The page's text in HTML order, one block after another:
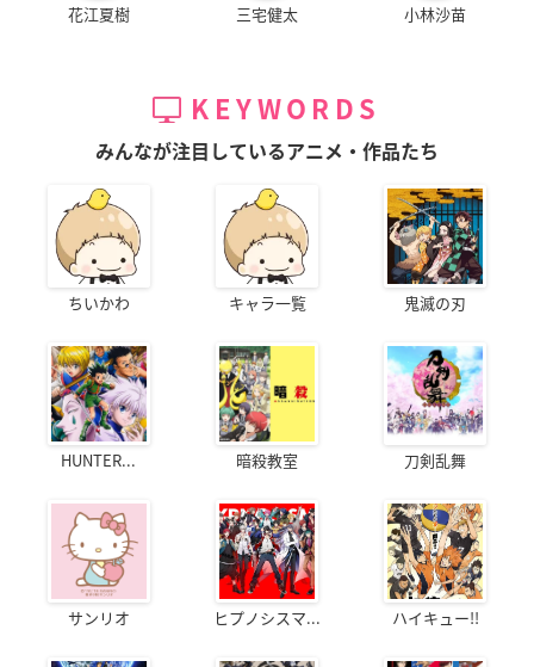
花江夏樹 三宅健太 小林沙苗
KEYWORDS
みんなが注目しているアニメ・作品たち
ちいかわ キャラ一覧 鬼滅の刃
HUNTER... 暗殺教室 刀剣乱舞
サンリオ ヒプノシスマ... ハイキュー!!